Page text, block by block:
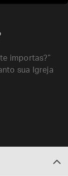
importas?”
sua Igreja